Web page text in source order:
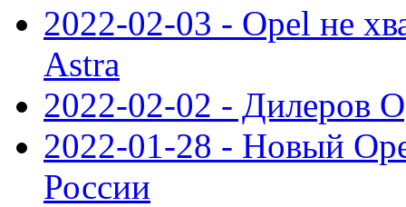
2022-02-03 - Opel не
Astra
2022-02-02 - Дилеров
2022-01-28 - Новый
России